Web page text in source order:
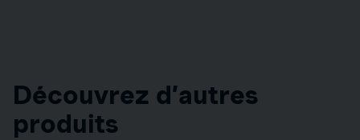
Découvrez d’autres
produits